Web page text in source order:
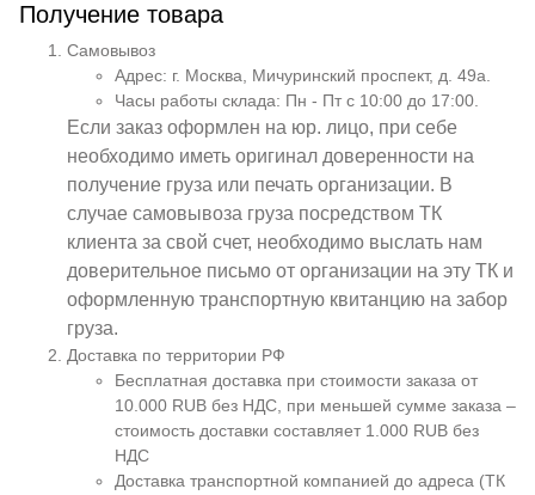
Получение товара
Самовывоз
Адрес: г. Москва, Мичуринский проспект, д. 49а.
Часы работы склада: Пн - Пт с 10:00 до 17:00.
Если заказ оформлен на юр. лицо, при себе
необходимо иметь оригинал доверенности на
получение груза или печать организации. В
случае самовывоза груза посредством ТК
клиента за свой счет, необходимо выслать нам
доверительное письмо от организации на эту ТК и
оформленную транспортную квитанцию на забор
груза.
Доставка по территории РФ
Бесплатная доставка при стоимости заказа от
10.000 RUB без НДС, при меньшей сумме заказа –
стоимость доставки составляет 1.000 RUB без
НДС
Доставка транспортной компанией до адреса (ТК